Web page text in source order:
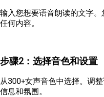
输入您想要语音朗读的文字
任何内容。
步骤2：选择音色和设置
从300+女声音色中选择。调
信息和氛围。